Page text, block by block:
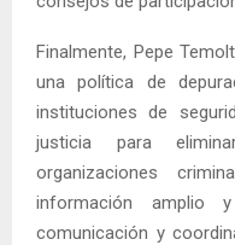
Finalmente, Pepe
una política de
instituciones de
justicia para
organizaciones
información amplio
comunicación y